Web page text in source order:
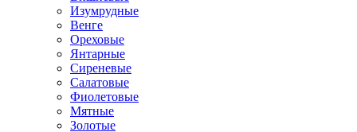
Изумрудные
Венге
Ореховые
Янтарные
Сиреневые
Салатовые
Фиолетовые
Мятные
Золотые